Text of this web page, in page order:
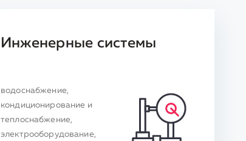
Инженерные системы
водоснабжение,
кондиционирование и
теплоснабжение,
электрооборудование,